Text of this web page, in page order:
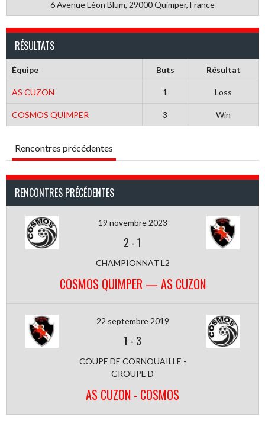
6 Avenue Léon Blum, 29000 Quimper, France
RÉSULTATS
Équipe Buts Résultat
AS CUZON 1 Loss
COSMOS QUIMPER 3 Win
Rencontres précédentes
RENCONTRES PRÉCÉDENTES
19 novembre 2023
2 -1
CHAMPIONNAT L2
COSMOS QUIMPER — AS CUZON
22 septembre 2019
1 - 3
COUPE DE CORNOUAILLE -
GROUPE D
AS CUZON - COSMOS